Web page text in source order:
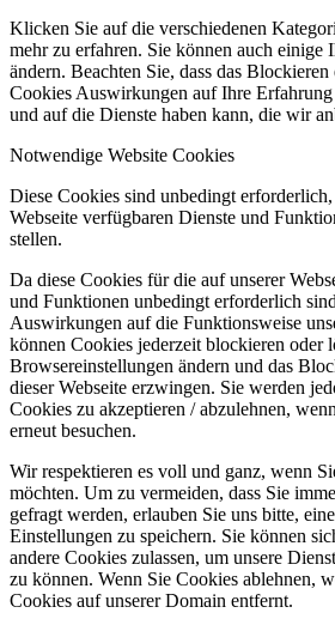
Klicken Sie auf die verschiedenen
mehr zu erfahren. Sie können auch einige
ändern. Beachten Sie, dass das
Cookies Auswirkungen auf Ihre Erfahrung
und auf die Dienste haben kann, die wir
Notwendige Website Cookies
Diese Cookies sind unbedingt
Webseite verfügbaren Dienste und
stellen.
Da diese Cookies für die auf unserer
und Funktionen unbedingt erforderlich
Auswirkungen auf die Funktionsweise
können Cookies jederzeit blockieren oder
Browsereinstellungen ändern und das
dieser Webseite erzwingen. Sie werden
Cookies zu akzeptieren / abzulehnen,
erneut besuchen.
Wir respektieren es voll und ganz, wenn
möchten. Um zu vermeiden, dass Sie
gefragt werden, erlauben Sie uns bitte,
Einstellungen zu speichern. Sie können
andere Cookies zulassen, um unsere
zu können. Wenn Sie Cookies ablehnen,
Cookies auf unserer Domain entfernt.